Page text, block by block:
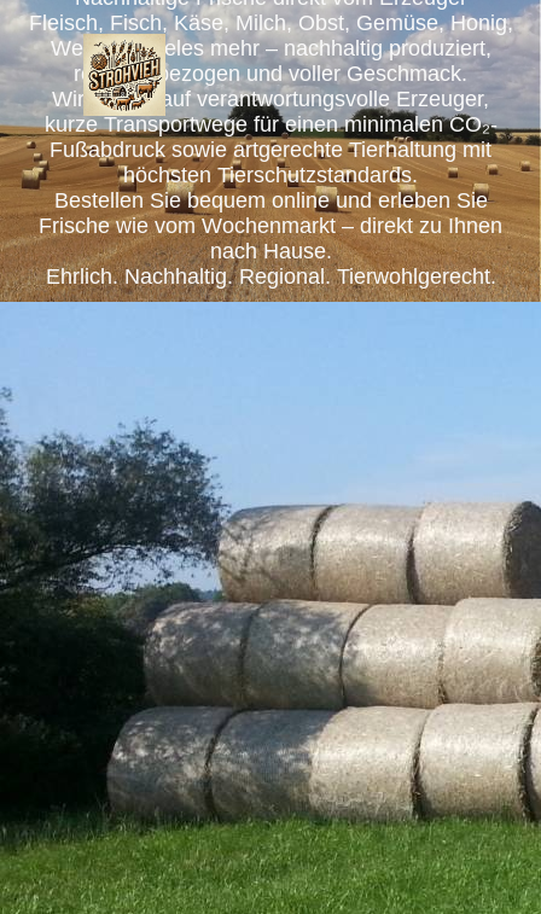
Fleisch, Fisch, Käse, Milch, Obst, Gemüse, Honig,
Wein und vieles mehr – nachhaltig produziert,
regional bezogen und voller Geschmack.
Wir setzen auf verantwortungsvolle Erzeuger,
kurze Transportwege für einen minimalen CO₂-
Fußabdruck sowie artgerechte Tierhaltung mit
höchsten Tierschutzstandards.
Bestellen Sie bequem online und erleben Sie
Frische wie vom Wochenmarkt – direkt zu Ihnen
nach Hause.
Ehrlich. Nachhaltig. Regional. Tierwohlgerecht.